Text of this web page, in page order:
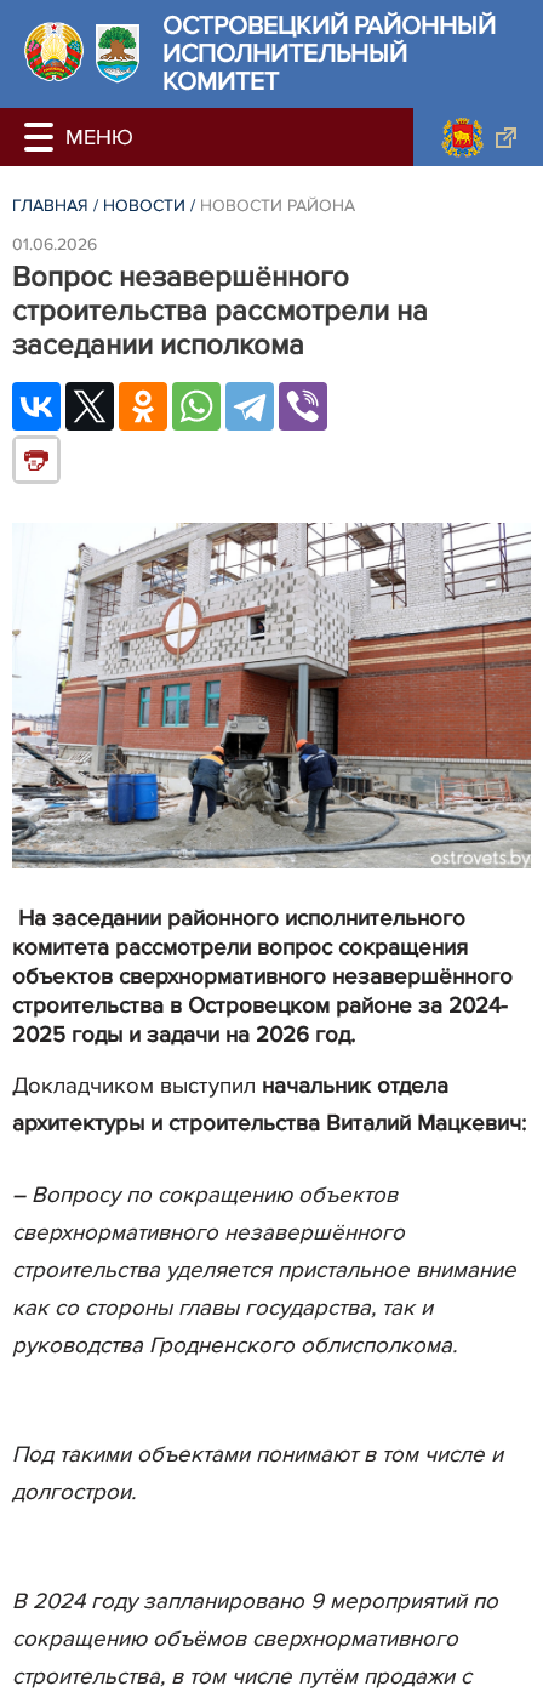
ОСТРОВЕЦКИЙ РАЙОННЫЙ
ИСПОЛНИТЕЛЬНЫЙ
КОМИТЕТ
ГЛАВНАЯ / НОВОСТИ / НОВОСТИ РАЙОНА
01.06.2026
Вопрос незавершённого
строительства рассмотрели на
заседании исполкома
На заседании районного исполнительного
комитета рассмотрели вопрос сокращения
объектов сверхнормативного незавершённого
строительства в Островецком районе за 2024-
2025 годы и задачи на 2026 год.
Докладчиком выступил начальник отдела
архитектуры и строительства Виталий Мацкевич:
– Вопросу по сокращению объектов
сверхнормативного незавершённого
строительства уделяется пристальное внимание
как со стороны главы государства, так и
руководства Гродненского облисполкома.
Под такими объектами понимают в том числе и
долгострои.
В 2024 году запланировано 9 мероприятий по
сокращению объёмов сверхнормативного
строительства, в том числе путём продажи с